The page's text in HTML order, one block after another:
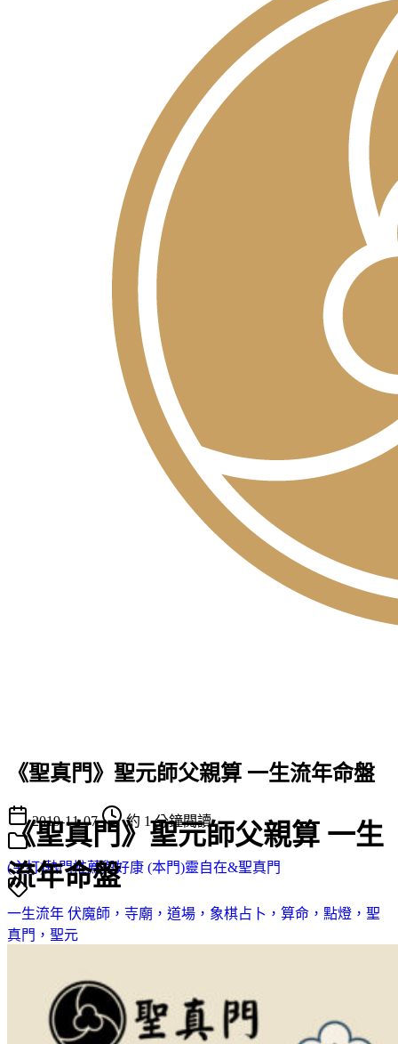
《聖真門》聖元師父親算 一生
流年命盤
《聖真門》聖元師父親算 一生流年命盤
2019-11-07 約 1 分鐘閱讀
(主打)熱門推薦與好康 (本門)靈自在&聖真門
一生流年 伏魔師，寺廟，道場，象棋占卜，算命，點燈，聖
真門，聖元